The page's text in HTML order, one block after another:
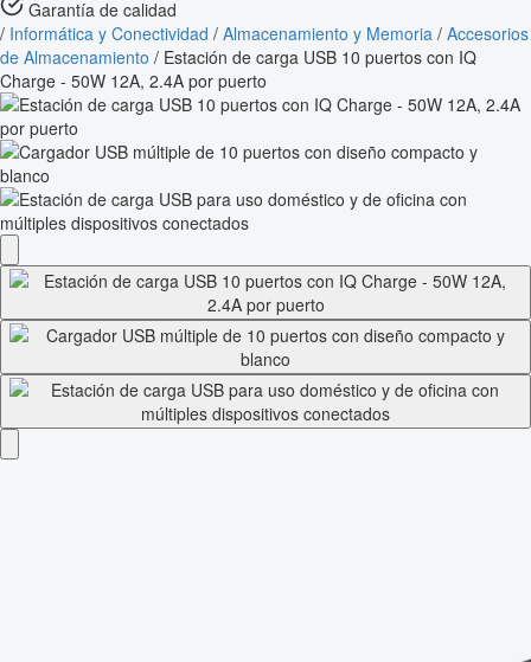
Garantía de calidad
/ Informática y Conectividad / Almacenamiento y Memoria / Accesorios
de Almacenamiento / Estación de carga USB 10 puertos con IQ
Charge - 50W 12A, 2.4A por puerto